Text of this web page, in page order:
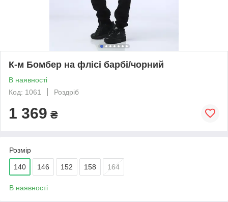
К-м Бомбер на флісі барбі/чорний
В наявності
Код: 1061
Роздріб
1 369 ₴
Розмір
140 146 152 158 164
В наявності